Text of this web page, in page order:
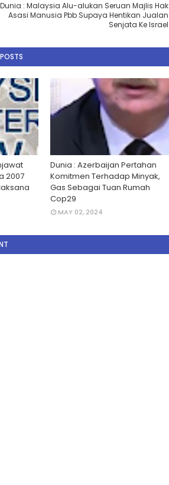
Dunia : Malaysia Alu-alukan Seruan Majlis Hak
Asasi Manusia Pbb Supaya Hentikan Jualan
Senjata Ke Israel
2007
Dunia : Azerbaijan Pertahan
Komitmen Terhadap Minyak,
Gas Sebagai Tuan Rumah
Cop29
MAY 02, 2024